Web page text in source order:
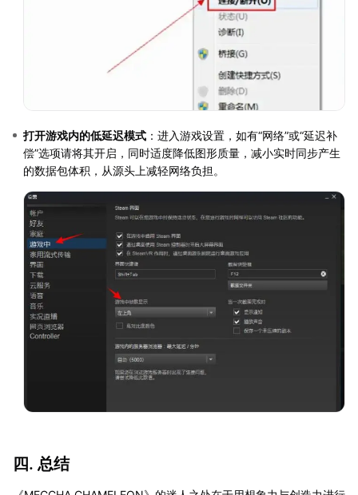
打开游戏内的低延迟模式 ：进入游戏设置，如有“网络”或“延迟补
偿”选项请将其开启，同时适度降低图形质量，减小实时同步产生
的数据包体积，从源头上减轻网络负担。
四. 总结